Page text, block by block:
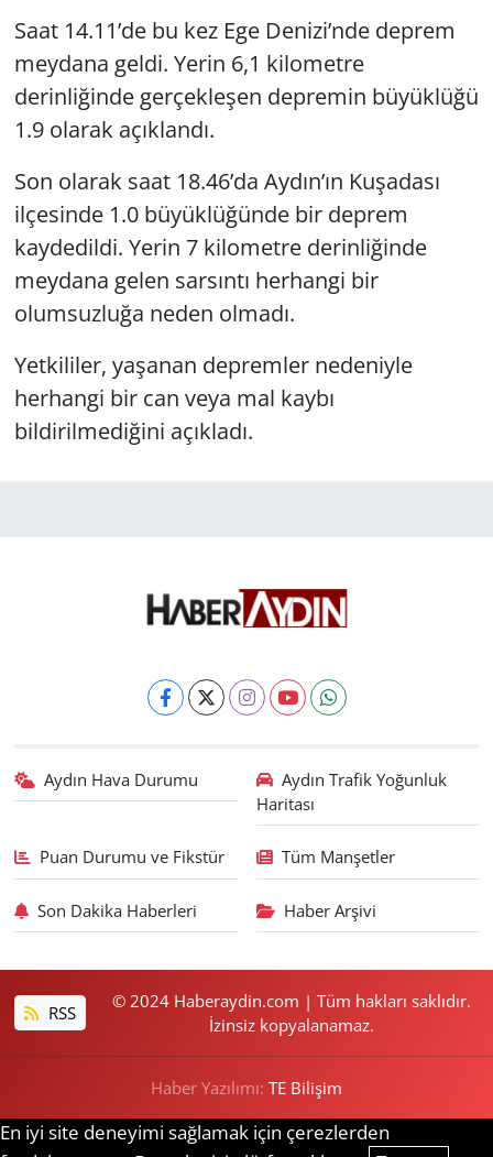
Saat 14.11’de bu kez Ege Denizi’nde deprem
meydana geldi. Yerin 6,1 kilometre
derinliğinde gerçekleşen depremin büyüklüğü
1.9 olarak açıklandı.
Son olarak saat 18.46’da Aydın’ın Kuşadası
ilçesinde 1.0 büyüklüğünde bir deprem
kaydedildi. Yerin 7 kilometre derinliğinde
meydana gelen sarsıntı herhangi bir
olumsuzluğa neden olmadı.
Yetkililer, yaşanan depremler nedeniyle
herhangi bir can veya mal kaybı
bildirilmediğini açıkladı.
Aydın Hava Durumu
Aydın Trafik Yoğunluk
Haritası
Puan Durumu ve Fikstür Tüm Manşetler
Son Dakika Haberleri Haber Arşivi
RSS
© 2024 Haberaydin.com | Tüm hakları saklıdır.
İzinsiz kopyalanamaz.
Haber Yazılımı: TE Bilişim
En iyi site deneyimi sağlamak için çerezlerden